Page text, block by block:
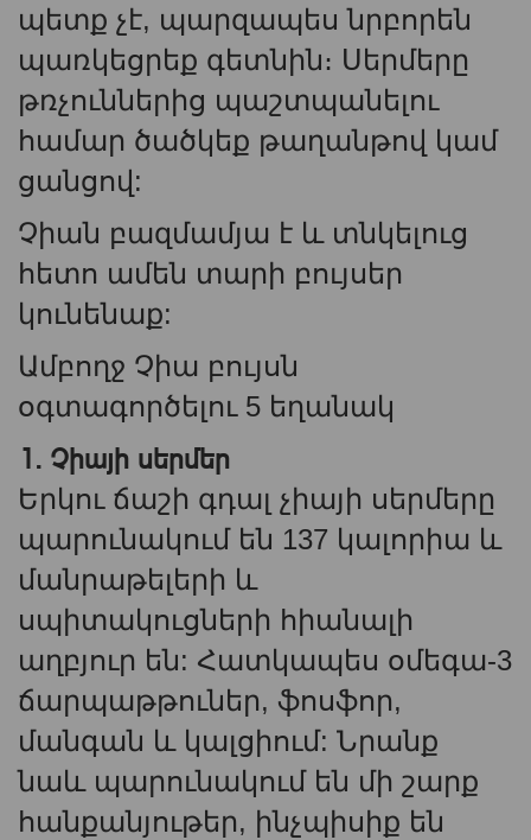
պետք չէ, պարզապես նրբորեն
պառկեցրեք գետնին։ Սերմերը
թռչուններից պաշտպանելու
համար ծածկեք թաղանթով կամ
ցանցով:
Չիան բազմամյա է և տնկելուց
հետո ամեն տարի բույսեր
կունենաք:
Ամբողջ Չիա բույսն
օգտագործելու 5 եղանակ
1. Չիայի սերմեր
Երկու ճաշի գդալ չիայի սերմերը
պարունակում են 137 կալորիա և
մանրաթելերի և
սպիտակուցների հիանալի
աղբյուր են: Հատկապես օմեգա-3
ճարպաթթուներ, ֆոսֆոր,
մանգան և կալցիում: Նրանք
նաև պարունակում են մի շարք
հանքանյութեր, ինչպիսիք են